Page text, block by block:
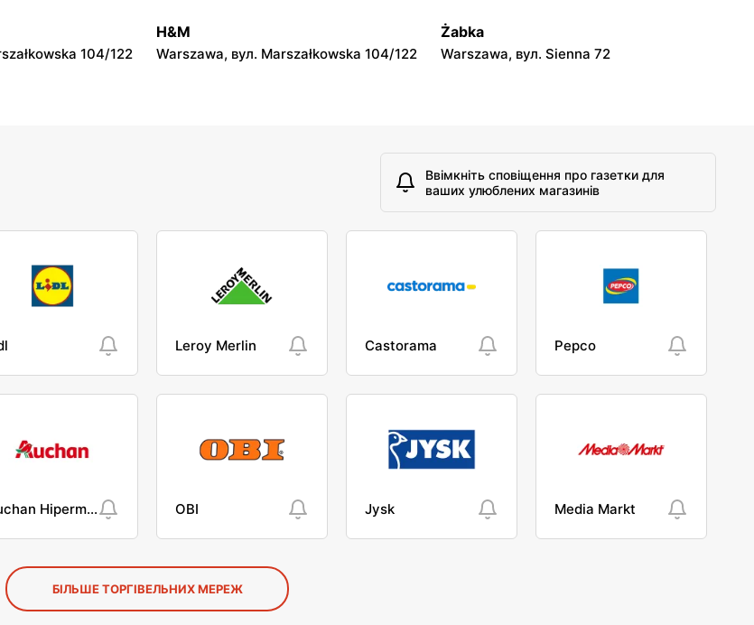
104/122
H&M
Warszawa, вул. Marszałkowska 104/122
Żabka
Warszawa, вул. Sienna 72
Ввімкніть сповіщення про газетки для
ваших улюблених магазинів
Leroy Merlin Castorama Pepco
Auchan Hipermarket OBI Jysk Media Markt
БІЛЬШЕ ТОРГІВЕЛЬНИХ МЕРЕЖ